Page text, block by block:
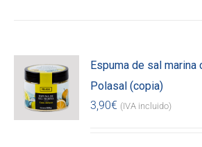
Espuma de sal
Polasal (copia)
3,90€ (IVA incluido)